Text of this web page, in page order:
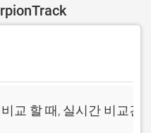
교 할 때, 실시간 비교견